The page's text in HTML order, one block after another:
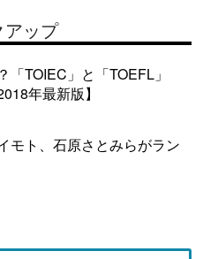
アップ
「TOIEC」と「TOEFL」
年最新版】
モト、石原さとみらがラン